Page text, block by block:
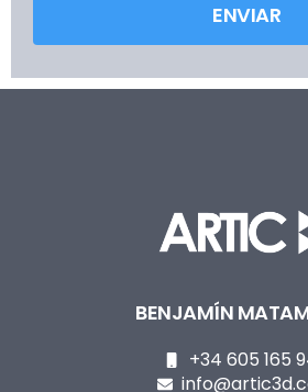
ENVIAR
BENJAMÍN
+34 605 165